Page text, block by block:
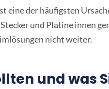
eine der häufigsten
und Platine innen
nicht weiter.
und was